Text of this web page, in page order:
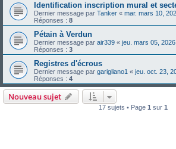
Identification inscription mural et
Dernier message par Tanker « mar. mars 10,
Réponses : 8
Pétain à Verdun
Dernier message par air339 « jeu. mars 05,
Réponses : 3
Registres d'écrous
Dernier message par garigliano1 « jeu. oct. 23,
Réponses : 4
Nouveau sujet
17 sujets • Page 1 sur 1